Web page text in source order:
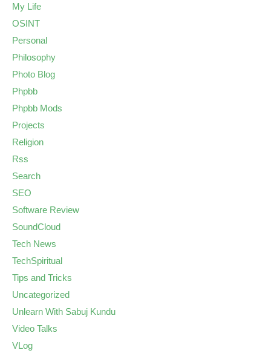
My Life
OSINT
Personal
Philosophy
Photo Blog
Phpbb
Phpbb Mods
Projects
Religion
Rss
Search
SEO
Software Review
SoundCloud
Tech News
TechSpiritual
Tips and Tricks
Uncategorized
Unlearn With Sabuj Kundu
Video Talks
VLog